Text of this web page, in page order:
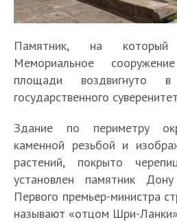
Памятник, на который
Мемориальное
площади воздвигнуто
государственного
Здание по периметру
каменной резьбой и
растений, покрыто
установлен памятник
Первого премьер-министра
называют «отцом Шри-